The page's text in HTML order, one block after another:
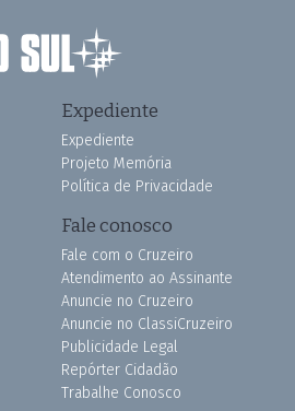
Expediente
Expediente
Projeto Memória
Política de Privacidade
Fale conosco
Fale com o Cruzeiro
Atendimento ao Assinante
Anuncie no Cruzeiro
Anuncie no ClassiCruzeiro
Publicidade Legal
Repórter Cidadão
Trabalhe Conosco